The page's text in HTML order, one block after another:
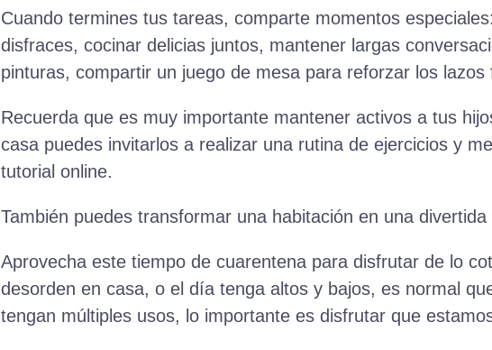
Cuando termines tus tareas, comparte momentos
disfraces, cocinar delicias juntos, mantener largas
pinturas, compartir un juego de mesa para reforzar los
Recuerda que es muy importante mantener activos a tus
casa puedes invitarlos a realizar una rutina de ejercicios y
tutorial online.
También puedes transformar una habitación en una
Aprovecha este tiempo de cuarentena para disfrutar de lo
desorden en casa, o el día tenga altos y bajos, es normal
tengan múltiples usos, lo importante es disfrutar que